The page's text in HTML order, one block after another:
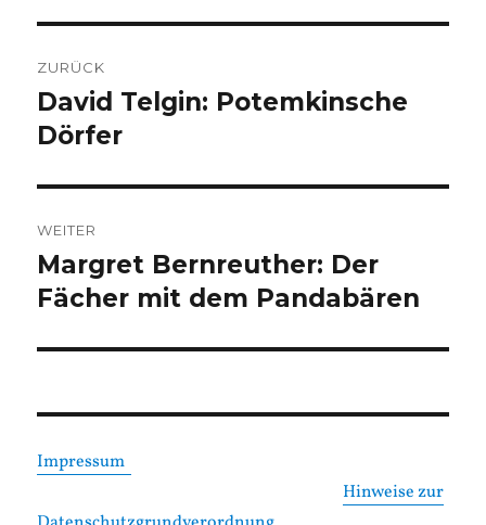
ZURÜCK
Vorheriger
Beitrag:
David Telgin: Potemkinsche
Dörfer
WEITER
Nächster
Beitrag:
Margret Bernreuther: Der
Fächer mit dem Pandabären
Impressum
Hinweise zur